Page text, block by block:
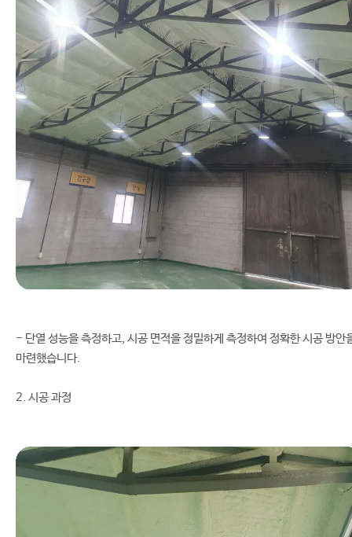
- 단열 성능을 측정하고, 시공 면적을 정밀하게 측정하여 정확한 시공 방안
마련했습니다.
2. 시공 과정